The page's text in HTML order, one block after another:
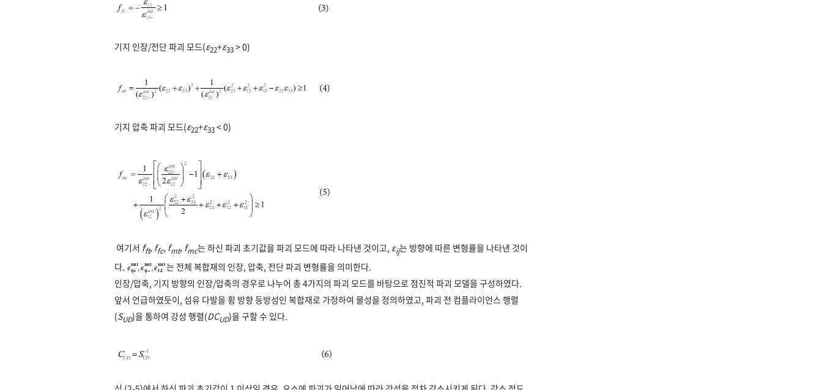
기지 인장/전단 파괴 모드(ε22+ε33> 0)
기지 압축 파괴 모드(ε22+ε33< 0)
여기서 fft, ffc, fmt, fmc는 하신 파괴 초기값을 파괴 모드에 따라 나타낸 것이고, εij는 방향에 따른 변형률을 나타낸 것이
다.
는 전체 복합재의 인장, 압축, 전단 파괴 변형률을 의미한다.
인장/압축, 기지 방향의 인장/압축의 경우로 나누어 총 4가지의 파괴 모드를 바탕으로 점진적 파괴 모델을 구성하였다.
앞서 언급하였듯이, 섬유 다발을 횡 방향 등방성인 복합재로 가정하여 물성을 정의하였고, 파괴 전 컴플라이언스 행렬
(SUD)을 통하여 강성 행렬(DCUD)을 구할 수 있다.